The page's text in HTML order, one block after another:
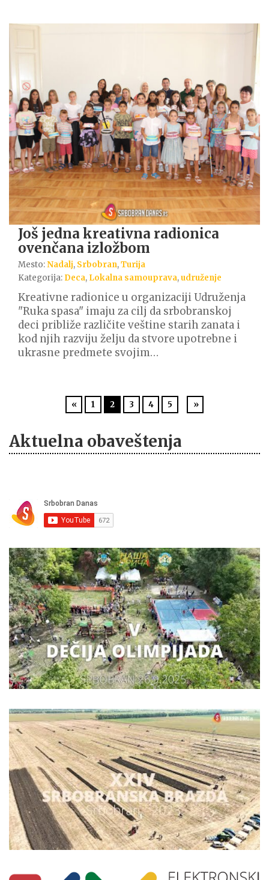
Još jedna kreativna radionica
ovenčana izložbom
Mesto:Nadalj, Srbobran,Turija
Kategorija: Deca, Lokalna samouprava,udruženje
Kreativne radionice u organizaciji Udruženja
"Ruka spasa" imaju za cilj da srbobranskoj
deci približe različite veštine starih zanata i
kod njih razviju želju da stvore upotrebne i
ukrasne predmete svojim…
« 1 2 3 4 5 »
Aktuelna obaveštenja